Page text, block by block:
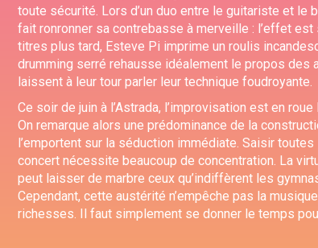
toute sécurité. Lors d’un duo entre le guitariste et le
fait ronronner sa contrebasse à merveille : l’effet
titres plus tard, Esteve Pi imprime un roulis
drumming serré rehausse idéalement le propos des
laissent à leur tour parler leur technique foudroyante.
Ce soir de juin à l’Astrada, l’improvisation est en
On remarque alors une prédominance de la
l’emportent sur la séduction immédiate. Saisir
concert nécessite beaucoup de concentration. La
peut laisser de marbre ceux qu’indiffèrent les
Cependant, cette austérité n’empêche pas la
richesses. Il faut simplement se donner le temps